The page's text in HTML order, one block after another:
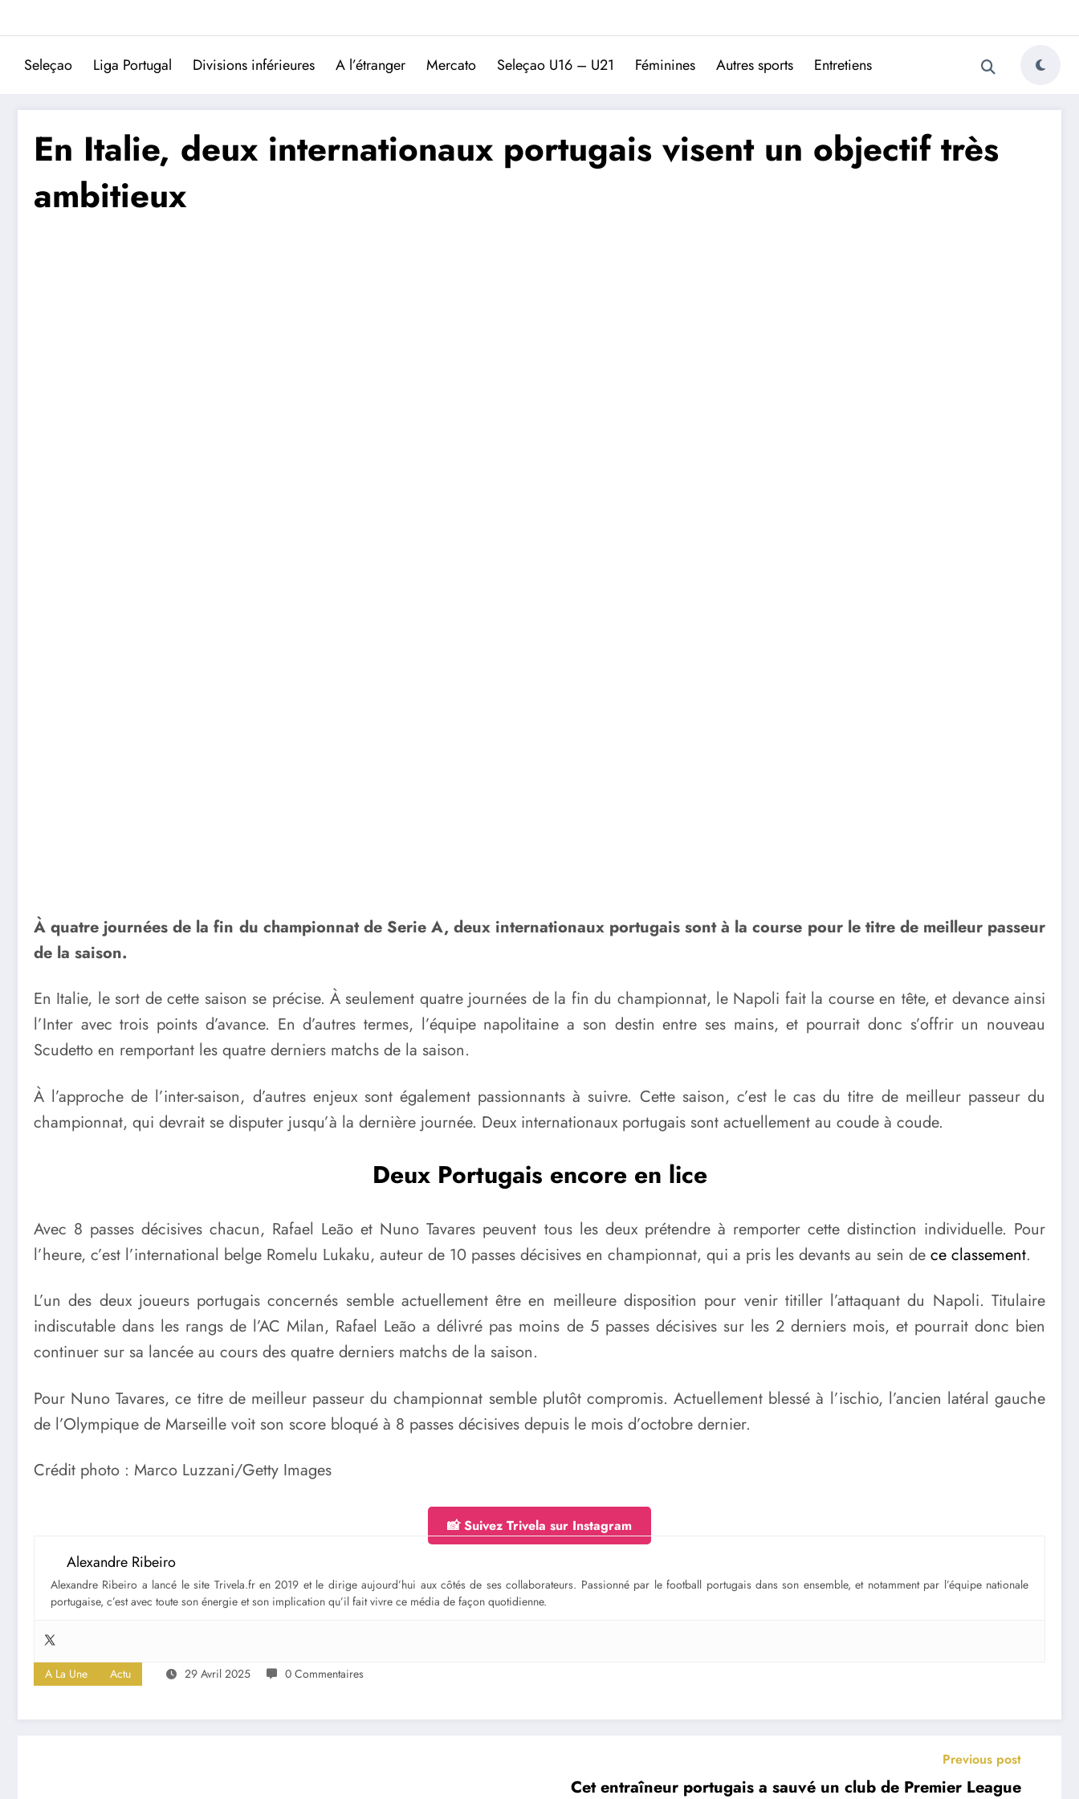
Trivela
L'actualité du football portugais
Seleçao Liga Portugal Divisions inférieures A l’étranger Mercato Seleçao U16 – U21 Féminines Autres sports Entretiens
En Italie, deux internationaux portugais visent un objectif très
ambitieux
À quatre journées de la fin du championnat de Serie A, deux internationaux portugais sont à la course pour le titre de meilleur passeur
de la saison.
En Italie, le sort de cette saison se précise. À seulement quatre journées de la fin du championnat, le Napoli fait la course en tête, et devance ainsi
l’Inter avec trois points d’avance. En d’autres termes, l’équipe napolitaine a son destin entre ses mains, et pourrait donc s’offrir un nouveau
Scudetto en remportant les quatre derniers matchs de la saison.
À l’approche de l’inter-saison, d’autres enjeux sont également passionnants à suivre. Cette saison, c’est le cas du titre de meilleur passeur du
championnat, qui devrait se disputer jusqu’à la dernière journée. Deux internationaux portugais sont actuellement au coude à coude.
Deux Portugais encore en lice
Avec 8 passes décisives chacun, Rafael Leão et Nuno Tavares peuvent tous les deux prétendre à remporter cette distinction individuelle. Pour
l’heure, c’est l’international belge Romelu Lukaku, auteur de 10 passes décisives en championnat, qui a pris les devants au sein de ce classement.
L’un des deux joueurs portugais concernés semble actuellement être en meilleure disposition pour venir titiller l’attaquant du Napoli. Titulaire
indiscutable dans les rangs de l’AC Milan, Rafael Leão a délivré pas moins de 5 passes décisives sur les 2 derniers mois, et pourrait donc bien
continuer sur sa lancée au cours des quatre derniers matchs de la saison.
Pour Nuno Tavares, ce titre de meilleur passeur du championnat semble plutôt compromis. Actuellement blessé à l’ischio, l’ancien latéral gauche
de l’Olympique de Marseille voit son score bloqué à 8 passes décisives depuis le mois d’octobre dernier.
Crédit photo : Marco Luzzani/Getty Images
📸 Suivez Trivela sur Instagram
Alexandre Ribeiro
Alexandre Ribeiro a lancé le site Trivela.fr en 2019 et le dirige aujourd’hui aux côtés de ses collaborateurs. Passionné par le football portugais dans son ensemble, et notamment par l’équipe nationale
portugaise, c’est avec toute son énergie et son implication qu’il fait vivre ce média de façon quotidienne.
A La Une Actu 29 Avril 2025 0 Commentaires
Previous post
Cet entraîneur portugais a sauvé un club de Premier League